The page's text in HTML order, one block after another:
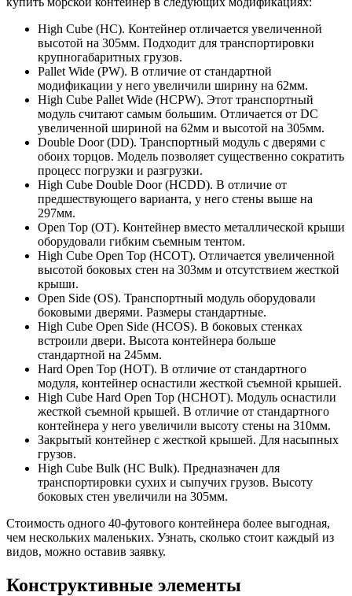
High Cube (HC). Контейнер отличается увеличенной
высотой на 305мм. Подходит для транспортировки
крупногабаритных грузов.
Pallet Wide (PW). В отличие от стандартной
модификации у него увеличили ширину на 62мм.
High Cube Pallet Wide (HCPW). Этот транспортный
модуль считают самым большим. Отличается от DC
увеличенной шириной на 62мм и высотой на 305мм.
Double Door (DD). Транспортный модуль с дверями с
обоих торцов. Модель позволяет существенно сократить
процесс погрузки и разгрузки.
High Cube Double Door (HCDD). В отличие от
предшествующего варианта, у него стены выше на
297мм.
Open Top (OT). Контейнер вместо металлической крыши
оборудовали гибким съемным тентом.
High Cube Open Top (HCOT). Отличается увеличенной
высотой боковых стен на 303мм и отсутствием жесткой
крыши.
Open Side (OS). Транспортный модуль оборудовали
боковыми дверями. Размеры стандартные.
High Cube Open Side (HCOS). В боковых стенках
встроили двери. Высота контейнера больше
стандартной на 245мм.
Hard Open Top (HOT). В отличие от стандартного
модуля, контейнер оснастили жесткой съемной крышей.
High Cube Hard Open Top (HCHOT). Модуль оснастили
жесткой съемной крышей. В отличие от стандартного
контейнера у него увеличили высоту стены на 310мм.
Закрытый контейнер с жесткой крышей. Для насыпных
грузов.
High Cube Bulk (HC Bulk). Предназначен для
транспортировки сухих и сыпучих грузов. Высоту
боковых стен увеличили на 305мм.
Стоимость одного 40-футового контейнера более выгодная,
чем нескольких маленьких. Узнать, сколько стоит каждый из
видов, можно оставив заявку.
Конструктивные элементы